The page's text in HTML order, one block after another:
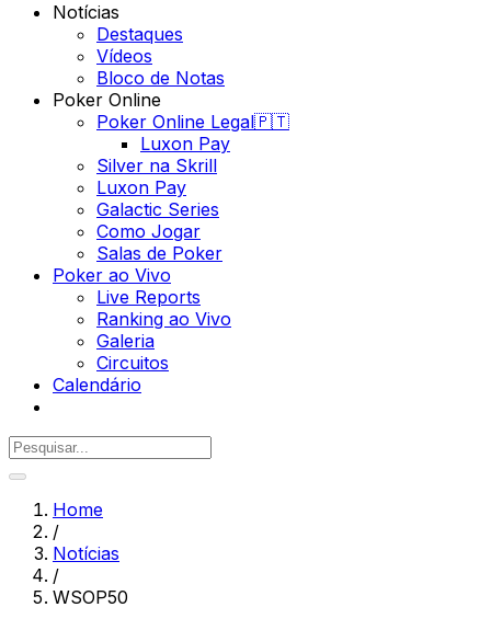
Notícias
Destaques
Vídeos
Bloco de Notas
Poker Online
Poker Online Legal🇵🇹
Luxon Pay
Silver na Skrill
Luxon Pay
Galactic Series
Como Jogar
Salas de Poker
Poker ao Vivo
Live Reports
Ranking ao Vivo
Galeria
Circuitos
Calendário
Home
/
Notícias
/
WSOP50